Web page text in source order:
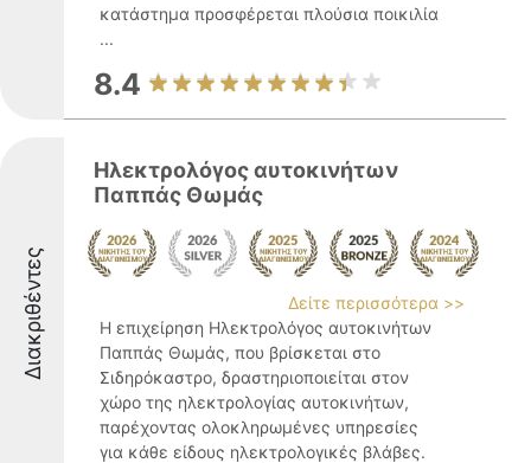
κατάστημα προσφέρεται πλούσια ποικιλία
...
8.4
Διακριθέντες
Ηλεκτρολόγος αυτοκινήτων
Παππάς Θωμάς
Δείτε περισσότερα >>
Η επιχείρηση Ηλεκτρολόγος αυτοκινήτων
Παππάς Θωμάς, που βρίσκεται στο
Σιδηρόκαστρο, δραστηριοποιείται στον
χώρο της ηλεκτρολογίας αυτοκινήτων,
παρέχοντας ολοκληρωμένες υπηρεσίες
για κάθε είδους ηλεκτρολογικές βλάβες.